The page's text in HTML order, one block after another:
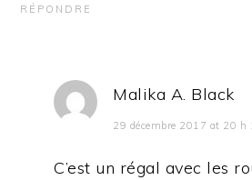
RÉPONDRE
Malika A. Black
29 décembre 2017 at 20 h
C’est un régal avec les